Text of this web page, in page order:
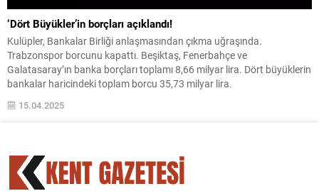
‘Dört Büyükler’in borçları açıklandı!
Kulüpler, Bankalar Birliği anlaşmasından çıkma uğraşında.
Trabzonspor borcunu kapattı. Beşiktaş, Fenerbahçe ve
Galatasaray’ın banka borçları toplamı 8,66 milyar lira. Dört büyüklerin
bankalar haricindeki toplam borcu 35,73 milyar lira.
15.04.2025